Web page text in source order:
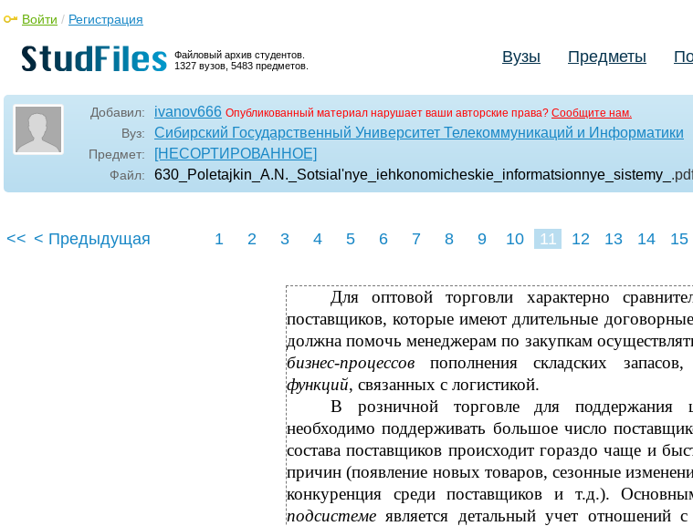
Файловый архив студентов.
1327 вузов, 5483 предметов.
Войти / Регистрация
Вузы Предметы
Добавил: ivanov666 Опубликованный материал нарушает ваши авторские права? Сообщите нам.
Вуз: Сибирский Государственный Университет Телекоммуникаций и Информатики
Предмет: [НЕСОРТИРОВАННОЕ]
Файл: 630_Poletajkin_A.N._Sotsial'nye_iehkonomicheskie_informatsionnye_sistemy_
<< < Предыдущая 1 2 3 4 5 6 7 8 9 10 11 12 13 14 15
Для оптовой торговли характерно
поставщиков, которые имеют длительные
должна помочь менеджерам по закупкам
бизнес-процессов
пополнения складских
функций, связанных с логистикой.
В розничной торговле для поддержания
необходимо поддерживать большое число
состава поставщиков происходит гораздо чаще и
причин (появление новых товаров, сезонные
конкуренция среди поставщиков и т.д.).
подсистеме является детальный учет отношений